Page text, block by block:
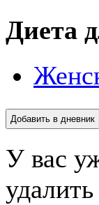
Диета
Добавить в дневник
У вас
удалить